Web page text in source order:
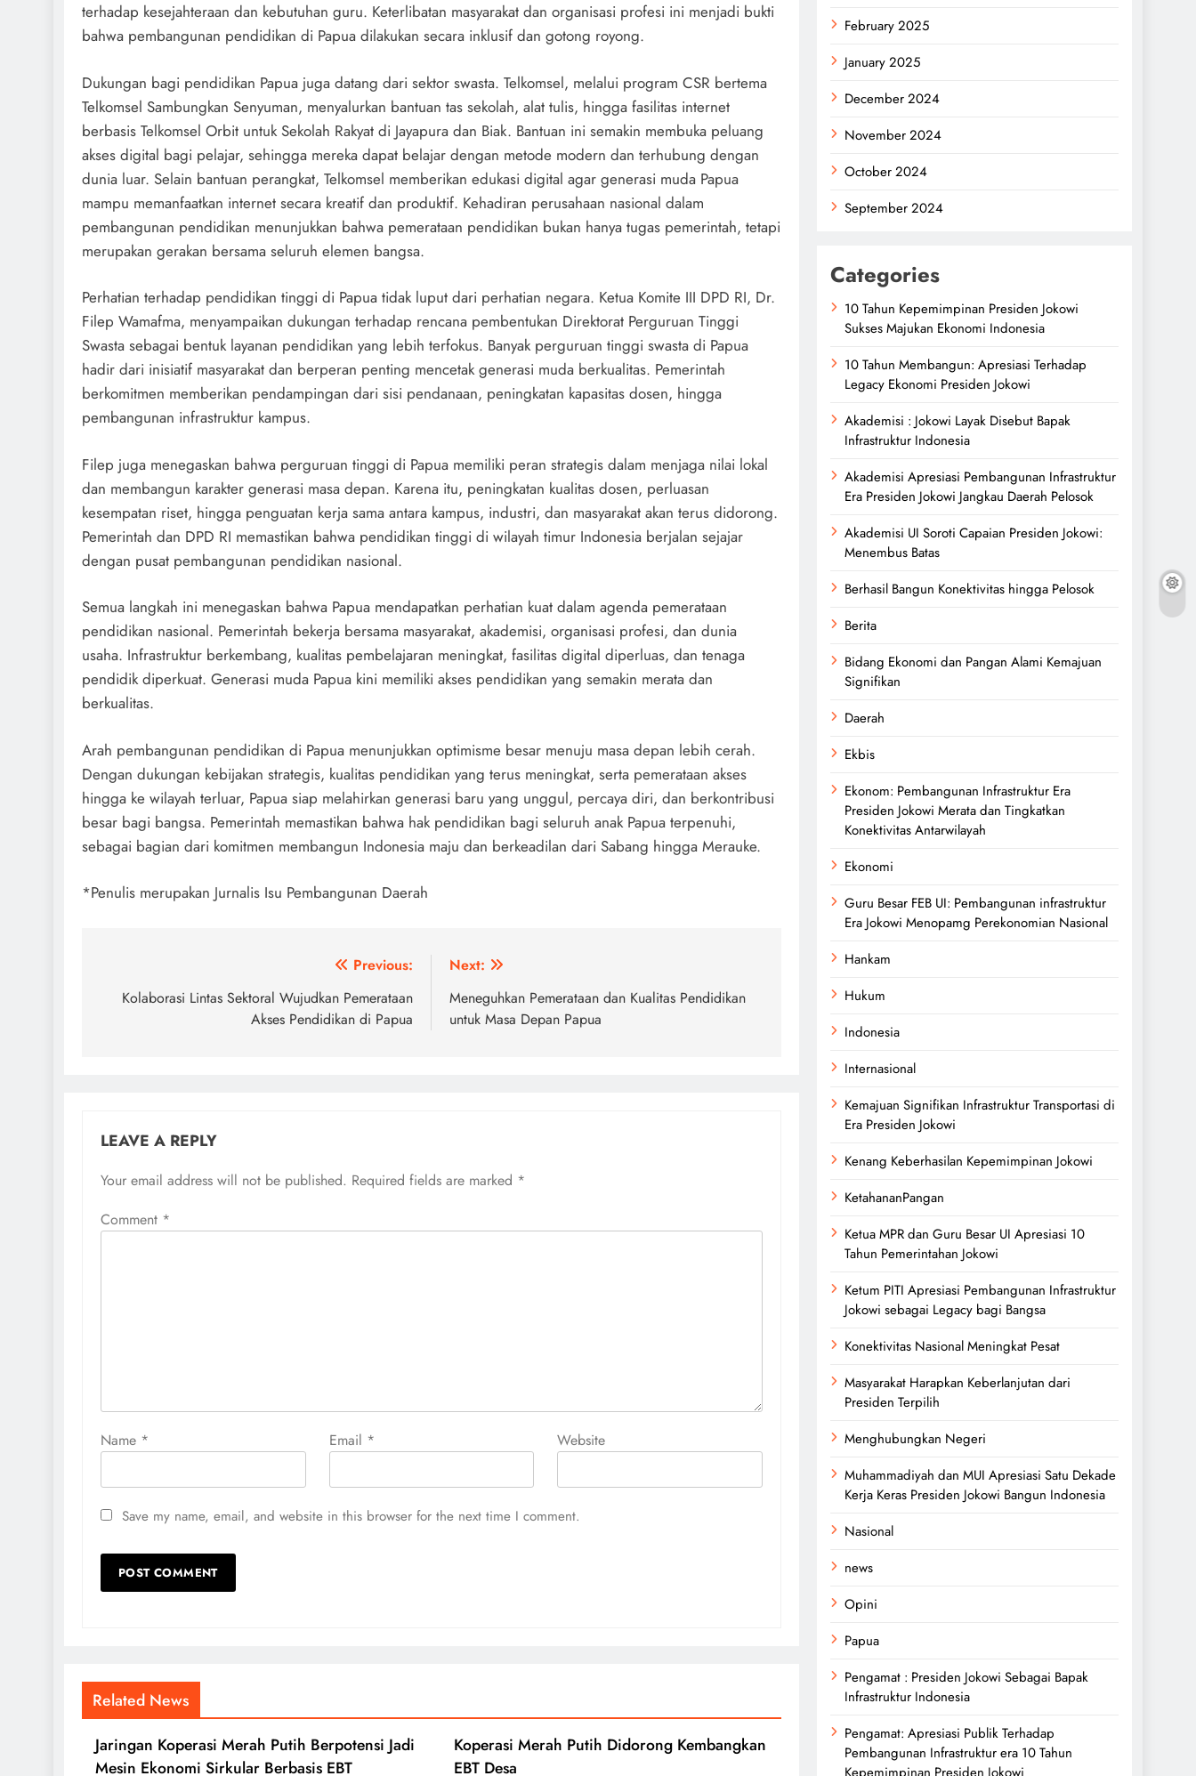
terhadap kesejahteraan dan kebutuhan guru. Keterlibatan masyarakat dan organisasi profesi ini menjadi bukti
bahwa pembangunan pendidikan di Papua dilakukan secara inklusif dan gotong royong.
Dukungan bagi pendidikan Papua juga datang dari sektor swasta. Telkomsel, melalui program CSR bertema
Telkomsel Sambungkan Senyuman, menyalurkan bantuan tas sekolah, alat tulis, hingga fasilitas internet
berbasis Telkomsel Orbit untuk Sekolah Rakyat di Jayapura dan Biak. Bantuan ini semakin membuka peluang
akses digital bagi pelajar, sehingga mereka dapat belajar dengan metode modern dan terhubung dengan
dunia luar. Selain bantuan perangkat, Telkomsel memberikan edukasi digital agar generasi muda Papua
mampu memanfaatkan internet secara kreatif dan produktif. Kehadiran perusahaan nasional dalam
pembangunan pendidikan menunjukkan bahwa pemerataan pendidikan bukan hanya tugas pemerintah, tetapi
merupakan gerakan bersama seluruh elemen bangsa.
Perhatian terhadap pendidikan tinggi di Papua tidak luput dari perhatian negara. Ketua Komite III DPD RI, Dr.
Filep Wamafma, menyampaikan dukungan terhadap rencana pembentukan Direktorat Perguruan Tinggi
Swasta sebagai bentuk layanan pendidikan yang lebih terfokus. Banyak perguruan tinggi swasta di Papua
hadir dari inisiatif masyarakat dan berperan penting mencetak generasi muda berkualitas. Pemerintah
berkomitmen memberikan pendampingan dari sisi pendanaan, peningkatan kapasitas dosen, hingga
pembangunan infrastruktur kampus.
Filep juga menegaskan bahwa perguruan tinggi di Papua memiliki peran strategis dalam menjaga nilai lokal
dan membangun karakter generasi masa depan. Karena itu, peningkatan kualitas dosen, perluasan
kesempatan riset, hingga penguatan kerja sama antara kampus, industri, dan masyarakat akan terus didorong.
Pemerintah dan DPD RI memastikan bahwa pendidikan tinggi di wilayah timur Indonesia berjalan sejajar
dengan pusat pembangunan pendidikan nasional.
Semua langkah ini menegaskan bahwa Papua mendapatkan perhatian kuat dalam agenda pemerataan
pendidikan nasional. Pemerintah bekerja bersama masyarakat, akademisi, organisasi profesi, dan dunia
usaha. Infrastruktur berkembang, kualitas pembelajaran meningkat, fasilitas digital diperluas, dan tenaga
pendidik diperkuat. Generasi muda Papua kini memiliki akses pendidikan yang semakin merata dan
berkualitas.
Arah pembangunan pendidikan di Papua menunjukkan optimisme besar menuju masa depan lebih cerah.
Dengan dukungan kebijakan strategis, kualitas pendidikan yang terus meningkat, serta pemerataan akses
hingga ke wilayah terluar, Papua siap melahirkan generasi baru yang unggul, percaya diri, dan berkontribusi
besar bagi bangsa. Pemerintah memastikan bahwa hak pendidikan bagi seluruh anak Papua terpenuhi,
sebagai bagian dari komitmen membangun Indonesia maju dan berkeadilan dari Sabang hingga Merauke.
*Penulis merupakan Jurnalis Isu Pembangunan Daerah
navigation
Previous:
Kolaborasi Lintas Sektoral Wujudkan Pemerataan
Akses Pendidikan di Papua
Next:
Meneguhkan Pemerataan dan Kualitas Pendidikan
untuk Masa Depan Papua
LEAVE A REPLY
Your email address will not be published. Required fields are marked *
Comment *
Name * Email * Website
Save my name, email, and website in this browser for the next time I comment.
Related News
Jaringan Koperasi Merah Putih Berpotensi Jadi
Mesin Ekonomi Sirkular Berbasis EBT
Koperasi Merah Putih Didorong Kembangkan
EBT Desa
February 2025
January 2025
December 2024
November 2024
October 2024
September 2024
Categories
10 Tahun Kepemimpinan Presiden Jokowi
Sukses Majukan Ekonomi Indonesia
10 Tahun Membangun: Apresiasi Terhadap
Legacy Ekonomi Presiden Jokowi
Akademisi : Jokowi Layak Disebut Bapak
Infrastruktur Indonesia
Akademisi Apresiasi Pembangunan Infrastruktur
Era Presiden Jokowi Jangkau Daerah Pelosok
Akademisi UI Soroti Capaian Presiden Jokowi:
Menembus Batas
Berhasil Bangun Konektivitas hingga Pelosok
Berita
Bidang Ekonomi dan Pangan Alami Kemajuan
Signifikan
Daerah
Ekbis
Ekonom: Pembangunan Infrastruktur Era
Presiden Jokowi Merata dan Tingkatkan
Konektivitas Antarwilayah
Ekonomi
Guru Besar FEB UI: Pembangunan infrastruktur
Era Jokowi Menopamg Perekonomian Nasional
Hankam
Hukum
Indonesia
Internasional
Kemajuan Signifikan Infrastruktur Transportasi di
Era Presiden Jokowi
Kenang Keberhasilan Kepemimpinan Jokowi
KetahananPangan
Ketua MPR dan Guru Besar UI Apresiasi 10
Tahun Pemerintahan Jokowi
Ketum PITI Apresiasi Pembangunan Infrastruktur
Jokowi sebagai Legacy bagi Bangsa
Konektivitas Nasional Meningkat Pesat
Masyarakat Harapkan Keberlanjutan dari
Presiden Terpilih
Menghubungkan Negeri
Muhammadiyah dan MUI Apresiasi Satu Dekade
Kerja Keras Presiden Jokowi Bangun Indonesia
Nasional
news
Opini
Papua
Pengamat : Presiden Jokowi Sebagai Bapak
Infrastruktur Indonesia
Pengamat: Apresiasi Publik Terhadap
Pembangunan Infrastruktur era 10 Tahun